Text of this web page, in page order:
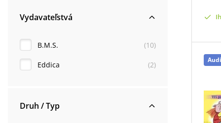
Vydavateľstvá
B.M.S. (10)
Eddica (2)
Druh / Typ